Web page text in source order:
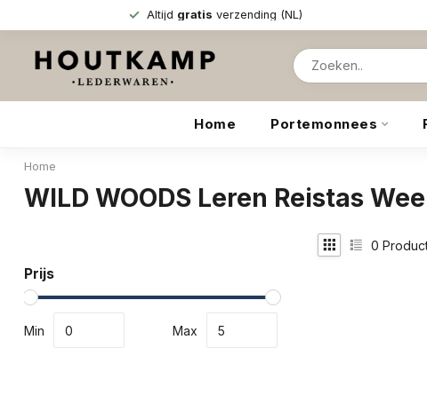
Altijd gratis verzending (NL)
Home Portemonnees
Home
WILD WOODS Leren Reistas
Prijs
Min Max
0